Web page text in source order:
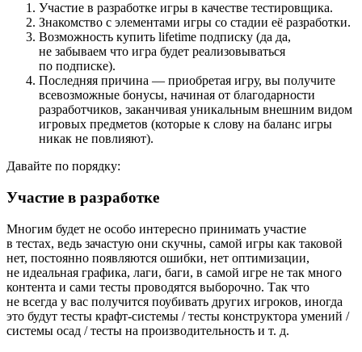
Участие в разработке игры в качестве тестировщика.
Знакомство с элементами игры со стадии её разработки.
Возможность купить lifetime подписку (да да,
не забываем что игра будет реализовываться
по подписке).
Последняя причина — приобретая игру, вы получите
всевозможные бонусы, начиная от благодарности
разработчиков, заканчивая уникальным внешним видом
игровых предметов (которые к слову на баланс игры
никак не повлияют).
Давайте по порядку:
Участие в разработке
Многим будет не особо интересно принимать участие
в тестах, ведь зачастую они скучны, самой игры как таковой
нет, постоянно появляются ошибки, нет оптимизации,
не идеальная графика, лаги, баги, в самой игре не так много
контента и сами тесты проводятся выборочно. Так что
не всегда у вас получится поубивать других игроков, иногда
это будут тесты крафт-системы / тесты конструктора умений /
системы осад / тесты на производительность и т. д.